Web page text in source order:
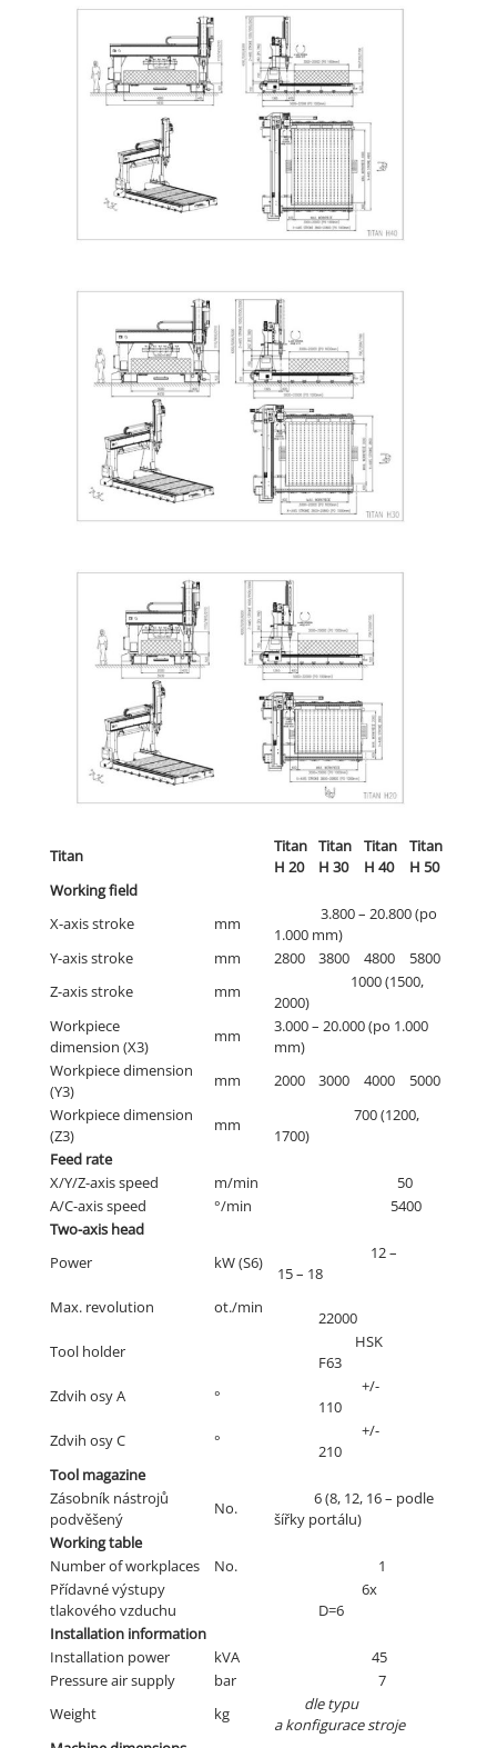
Titan
Titan
H 20
Titan
H 30
Titan
H 40
Titan
H 50
Working field
X-axis stroke
mm
3.800 – 20.800 (po
1.000 mm)
Y-axis stroke
mm 2800 3800 4800
5800
Z-axis stroke
mm
1000 (1500,
2000)
Workpiece
dimension (X3)
mm
3.000 – 20.000 (po 1.000
mm)
Workpiece dimension
(Y3)
mm 2000 3000 4000
5000
Workpiece dimension
(Z3)
mm
700 (1200,
1700)
Feed rate
X/Y/Z-axis speed
m/min
50
A/C-axis speed
°/min
5400
Two-axis head
Power
kW (S6)
12 –
15 – 18
Max. revolution
ot./min
22000
Tool holder
HSK
F63
Zdvih osy A
°
+/-
110
Zdvih osy C
°
+/-
210
Tool magazine
Zásobník nástrojů
podvěšený
No.
6 (8, 12, 16 – podle
šířky portálu)
Working table
Number of workplaces
No.
1
Přídavné výstupy
tlakového vzduchu
6x
D=6
Installation information
Installation power
kVA
45
Pressure air supply
bar
7
Weight
kg
dle typu
a konfigurace stroje